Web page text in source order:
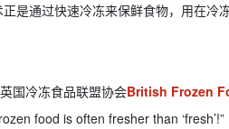
是通过快速冷冻来保鲜食物，用在冷
国冷冻食品联盟协会British Frozen
food is often fresher than